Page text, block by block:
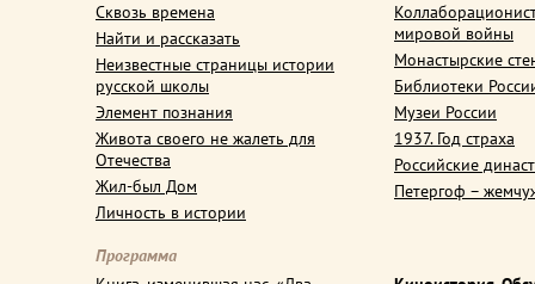
Сквозь времена
Найти и рассказать
Неизвестные страницы истории
русской школы
Элемент познания
Живота своего не жалеть для
Отечества
Жил-был Дом
Личность в истории
мировой войны
Монастырские
Библиотеки
Музеи России
1937. Год страха
Российские
Петергоф –
Программа